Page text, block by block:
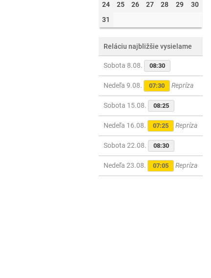
24
25 26 27 28 29
30
31
Reláciu najbližšie vysielame
Sobota 8.08. 08:30
Nedeľa 9.08. 07:30 Repríza
Sobota 15.08. 08:25
Nedeľa 16.08. 07:25 Repríza
Sobota 22.08. 08:30
Nedeľa 23.08. 07:05 Repríza